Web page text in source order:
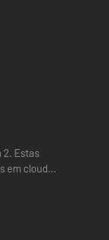
2. Estas
em cloud.